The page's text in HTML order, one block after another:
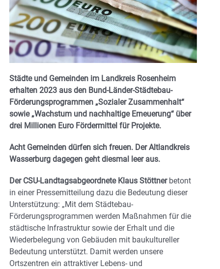
Städte und Gemeinden im Landkreis Rosenheim
erhalten 2023 aus den Bund-Länder-Städtebau-
Förderungsprogrammen „Sozialer Zusammenhalt“
sowie „Wachstum und nachhaltige Erneuerung“ über
drei Millionen Euro Fördermittel für Projekte.
Acht Gemeinden dürfen sich freuen. Der Altlandkreis
Wasserburg dagegen geht diesmal leer aus.
Der CSU-Landtagsabgeordnete Klaus Stöttnerbetont
in einer Pressemitteilung dazu die Bedeutung dieser
Unterstützung: „Mit dem Städtebau-
Förderungsprogrammen werden Maßnahmen für die
städtische Infrastruktur sowie der Erhalt und die
Wiederbelegung von Gebäuden mit baukultureller
Bedeutung unterstützt. Damit werden unsere
Ortszentren ein attraktiver Lebens- und